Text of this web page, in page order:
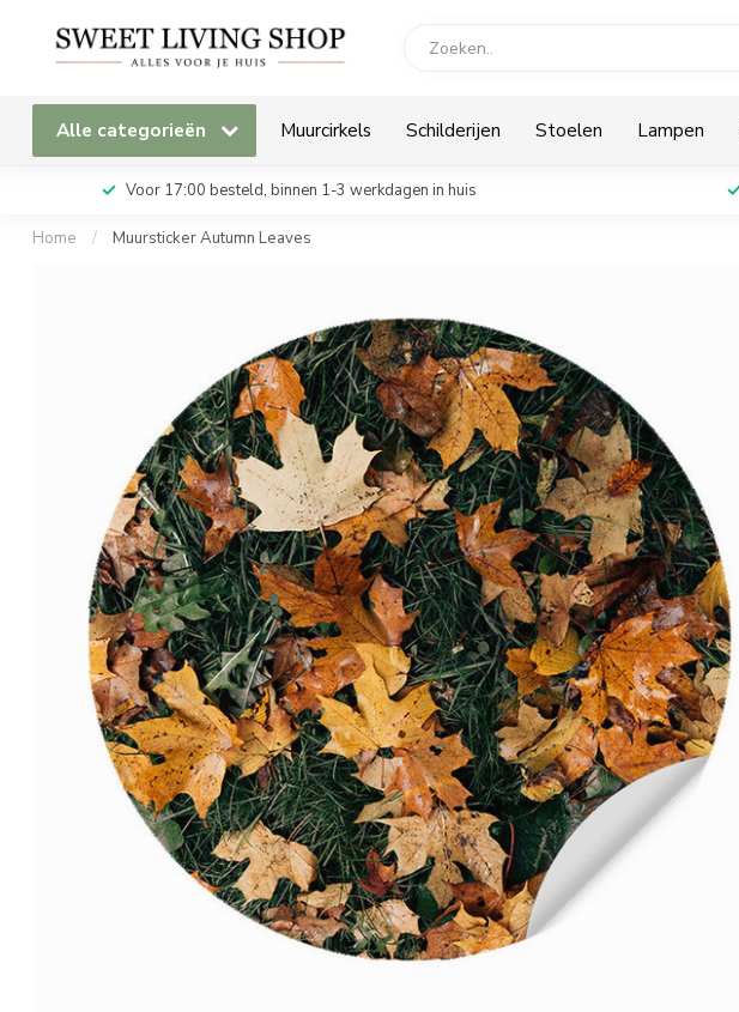
Alle categorieën Muurcirkels Schilderijen Stoelen Lampen
Voor 17:00 besteld, binnen 1-3 werkdagen in huis
Home / Muursticker Autumn Leaves